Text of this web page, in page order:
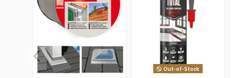
Out-of-Stock